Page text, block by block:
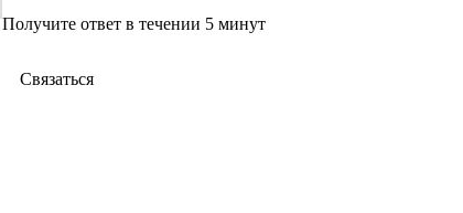
Получите ответ в течении 5 минут
Связаться